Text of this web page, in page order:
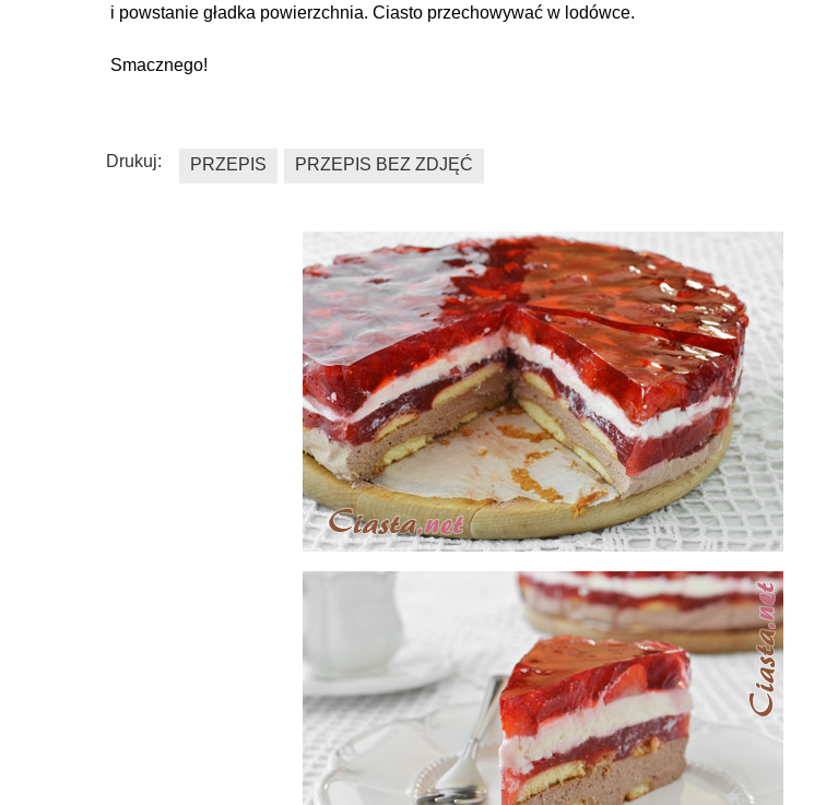
i powstanie gładka powierzchnia. Ciasto przechowywać w lodówce.
Smacznego!
Drukuj: PRZEPIS PRZEPIS BEZ ZDJĘĆ